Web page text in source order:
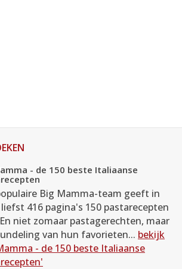
- de 150 beste Italiaanse
Big Mamma-team geeft in
416 pagina's 150 pastarecepten
niet zomaar pastagerechten, maar
van hun favorieten... bekijk
- de 150 beste Italiaanse